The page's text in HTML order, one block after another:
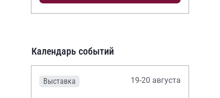
Календарь событий
Выставка 19-20 августа